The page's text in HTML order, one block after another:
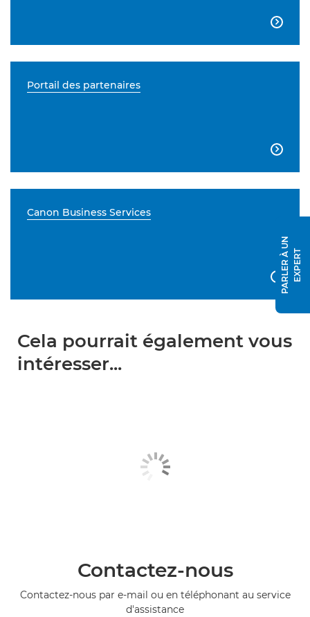

Portail des partenaires

Canon Business Services
Cela pourrait également vous
intéresser...
Contactez-nous
Contactez-nous par e-mail ou en téléphonant au service
d'assistance
P
A
R
L
E
R
À
U
N
E
X
P
E
RT